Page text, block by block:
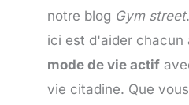
notre blog Gym street
ici est d'aider chacun
mode de vie actif
vie citadine. Que